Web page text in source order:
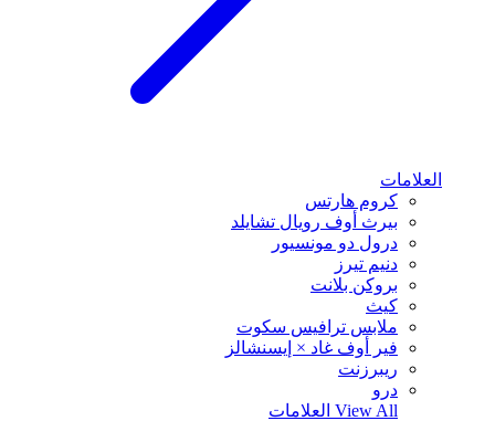
العلامات
كروم هارتس
بيرث أوف رويال تشايلد
درول دو مونسيور
دنيم تيرز
بروكن بلانت
كيث
ملابس ترافيس سكوت
فير أوف غاد × إيسنشالز
ريبرزنت
درو
View All العلامات